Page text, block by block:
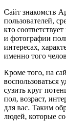
Сайт знакомств
пользователей,
кто
и фотографии
интересах,
именно того
Кроме того, на
воспользоваться
сузить круг
пол, возраст,
для вас. Таким
людей, которые